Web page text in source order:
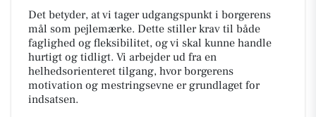
Det betyder, at vi tager udgangspunkt i borgerens
mål som pejlemærke. Dette stiller krav til både
faglighed og fleksibilitet, og vi skal kunne handle
hurtigt og tidligt. Vi arbejder ud fra en
helhedsorienteret tilgang, hvor borgerens
motivation og mestringsevne er grundlaget for
indsatsen.